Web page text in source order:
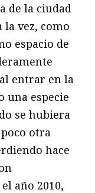
de la ciudad
la vez, como
espacio de
entrar en la
una especie
se hubiera
otra
hace
año 2010,